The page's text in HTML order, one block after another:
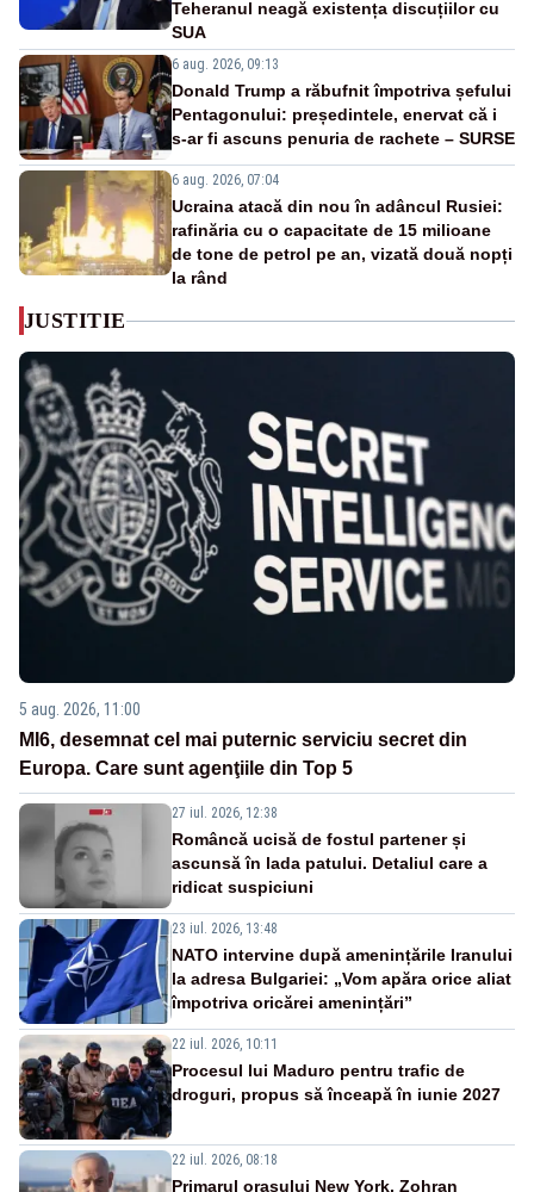
Teheranul neagă existența discuțiilor cu
SUA
6 aug. 2026, 09:13
Donald Trump a răbufnit împotriva șefului
Pentagonului: președintele, enervat că i
s-ar fi ascuns penuria de rachete – SURSE
6 aug. 2026, 07:04
Ucraina atacă din nou în adâncul Rusiei:
rafinăria cu o capacitate de 15 milioane
de tone de petrol pe an, vizată două nopți
la rând
JUSTITIE
5 aug. 2026, 11:00
MI6, desemnat cel mai puternic serviciu secret din
Europa. Care sunt agenţiile din Top 5
27 iul. 2026, 12:38
Româncă ucisă de fostul partener și
ascunsă în lada patului. Detaliul care a
ridicat suspiciuni
23 iul. 2026, 13:48
NATO intervine după amenințările Iranului
la adresa Bulgariei: „Vom apăra orice aliat
împotriva oricărei amenințări”
22 iul. 2026, 10:11
Procesul lui Maduro pentru trafic de
droguri, propus să înceapă în iunie 2027
22 iul. 2026, 08:18
Primarul oraşului New York, Zohran